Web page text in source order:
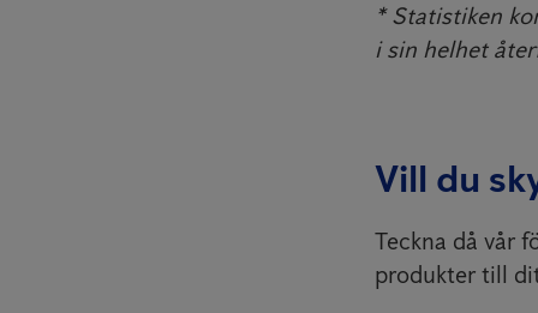
* Statistiken
i sin helhet
Vill du
Teckna då vår
produkter till